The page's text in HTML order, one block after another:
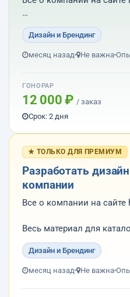
Весь материал для
Результат работы: пдф
Т...
Дизайн и Брендинг
месяц назад Не важна
ГОНОРАР
12 000 ₽ / заказ
Срок: 2 дня
★ ТОЛЬКО ДЛЯ ПРЕМИУМ
Разработать
компании
Все о компании на
Весь материал для
Результат работы: пдф
печати в типографии и
Дизайн и Брендинг
месяц назад Не важна